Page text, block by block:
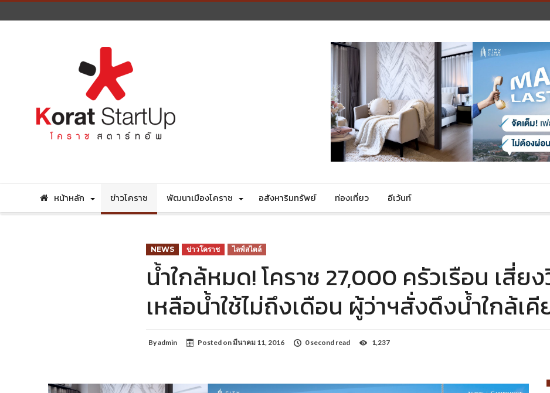
หน้าหลัก ข่าวโคราช พัฒนาเมืองโคราช อสังหาริมทรัพย์ ท่องเที่ยว อีเว้นท์
NEWS ข่าวโคราช ไลฟ์สไตล์
น้ำใกล้หมด! โคราช 27,000 ครัวเรือน เสี่ย
เหลือน้ำใช้ไม่ถึงเดือน ผู้ว่าฯสั่งดึงน้ำใกล้เคี
Byadmin Posted onมีนาคม 11, 2016 0 second read 1,237